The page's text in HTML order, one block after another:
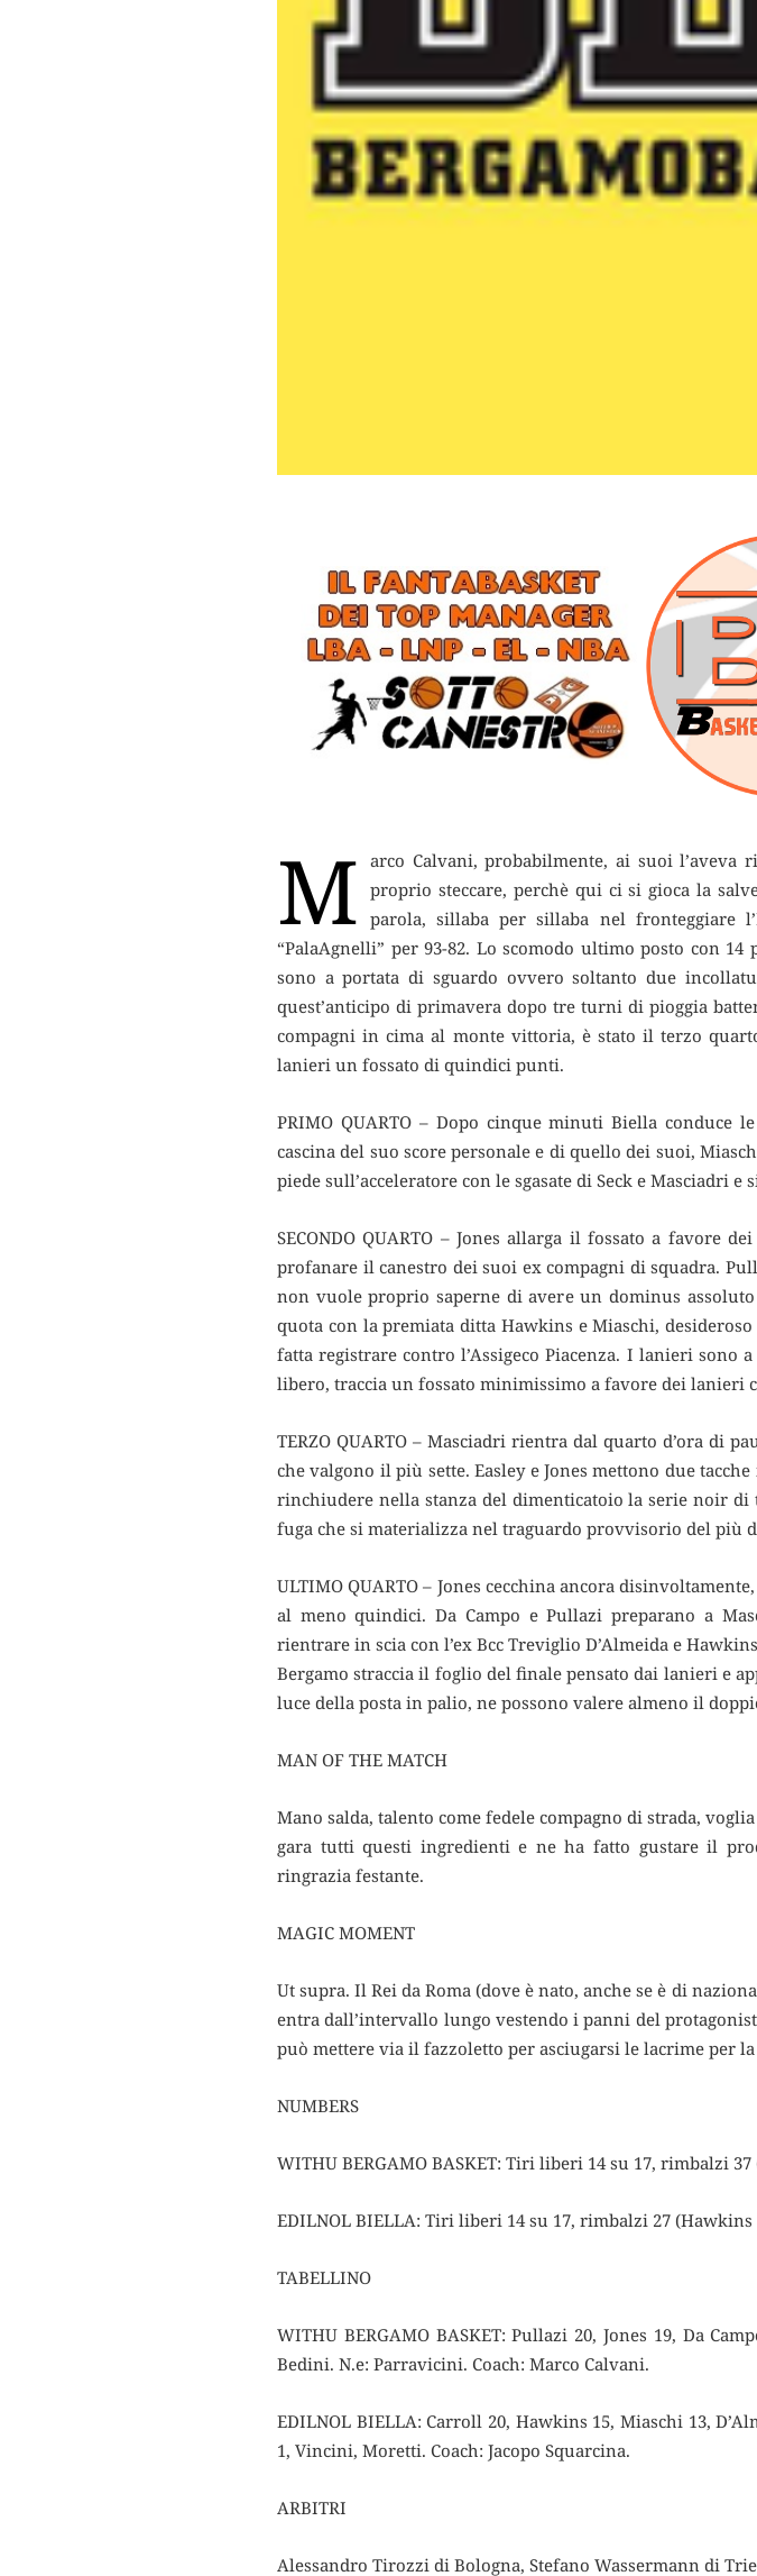
M arco Calvani, probabilmente, ai suoi
proprio steccare, perchè qui ci si gioca la
parola, sillaba per sillaba nel fronteggiare
“PalaAgnelli” per 93-82. Lo scomodo ultimo posto con
sono a portata di sguardo ovvero soltanto due
quest’anticipo di primavera dopo tre turni di pioggia
compagni in cima al monte vittoria, è stato il terzo
lanieri un fossato di quindici punti.
PRIMO QUARTO – Dopo cinque minuti Biella conduce
cascina del suo score personale e di quello dei suoi,
piede sull’acceleratore con le sgasate di Seck e Masciadri
SECONDO QUARTO – Jones allarga il fossato a
profanare il canestro dei suoi ex compagni di squadra.
non vuole proprio saperne di avere un dominus
quota con la premiata ditta Hawkins e Miaschi,
fatta registrare contro l’Assigeco Piacenza. I lanieri
libero, traccia un fossato minimissimo a favore dei lanieri
TERZO QUARTO – Masciadri rientra dal quarto d’ora di
che valgono il più sette. Easley e Jones mettono due
rinchiudere nella stanza del dimenticatoio la serie noir di
fuga che si materializza nel traguardo provvisorio del più
ULTIMO QUARTO – Jones cecchina ancora
al meno quindici. Da Campo e Pullazi preparano a
rientrare in scia con l’ex Bcc Treviglio D’Almeida e
Bergamo straccia il foglio del finale pensato dai lanieri e
luce della posta in palio, ne possono valere almeno il
MAN OF THE MATCH
Mano salda, talento come fedele compagno di strada,
gara tutti questi ingredienti e ne ha fatto gustare il
ringrazia festante.
MAGIC MOMENT
Ut supra. Il Rei da Roma (dove è nato, anche se è di
entra dall’intervallo lungo vestendo i panni del
può mettere via il fazzoletto per asciugarsi le lacrime per
NUMBERS
WITHU BERGAMO BASKET: Tiri liberi 14 su 17, rimbalzi 37
EDILNOL BIELLA: Tiri liberi 14 su 17, rimbalzi 27
TABELLINO
WITHU BERGAMO BASKET: Pullazi 20, Jones 19, Da
Bedini. N.e: Parravicini. Coach: Marco Calvani.
EDILNOL BIELLA: Carroll 20, Hawkins 15, Miaschi 13,
1, Vincini, Moretti. Coach: Jacopo Squarcina.
ARBITRI
Alessandro Tirozzi di Bologna, Stefano Wassermann di